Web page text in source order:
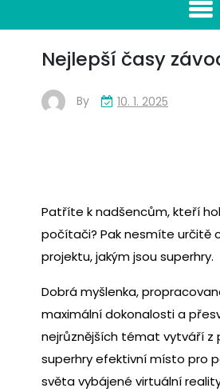
Nejlepší časy
By 10. 1. 2025
Patříte k nadšencům, kteří
počítači? Pak nesmíte určitě
projektu, jakým jsou superhry.
Dobrá myšlenka,
maximální dokonalosti a
nejrůznějších témat vytváří z
superhry efektivní místo pro
světa vybájené virtuální